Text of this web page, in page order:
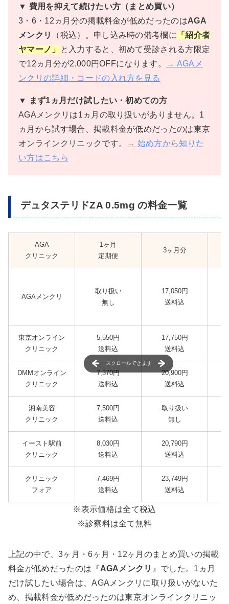
▼ 費用を抑えて続けたい方（まとめ買い）
3・6・12ヵ月分の掲載料金が低めだったのはAGA
メンクリ
（税込）。申し込み時の備考欄に
「紹介者
ヤマーノ」
と入力すると、初めて受診される方限定
で12ヵ月分が2,000円OFFになります。
→ AGAメ
ンクリの詳細・コードの入れ方を見る
▼ まず1ヵ月だけ試したい・初めての方
AGAメンクリは1ヵ月の取り扱いがありません。1
ヵ月から試す場合、掲載料金が低めだったのは東京
オンラインクリニックです。
→ 始め方から知りた
い方はこちら
デュタステリドZA 0.5mg の料金一覧
AGA
クリニック
1ヶ月
定期便
3ヶ月分
AGAメンクリ
取り扱い
無し
17,050円
送料込
東京オンライン
クリニック
5,550円
送料込
17,750円
送料込
DMMオンライン
クリニック
7,370円
送料込
20,900円
送料込
湘南美容
クリニック
7,500円
送料込
取り扱い
無し
イースト駅前
クリニック
8,030円
送料込
20,790円
送料込
クリニック
フォア
7,469円
送料込
23,749円
送料込
スクロールできます
※表示価格は全て税込
※診察料は全て無料
上記の中で、3ヶ月・6ヶ月・12ヶ月のまとめ買いの掲載
料金が低めだったのは『AGAメンクリ 』でした。1ヵ月
だけ試したい場合は、AGAメンクリに取り扱いがないた
め、掲載料金が低めだったのは東京オンラインクリニッ